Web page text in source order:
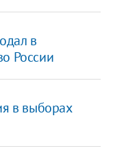
в
России
в выборах